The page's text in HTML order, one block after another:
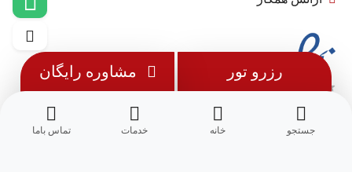
جستجو خانه خدمات تماس باما
رزرو تور مشاوره رایگان